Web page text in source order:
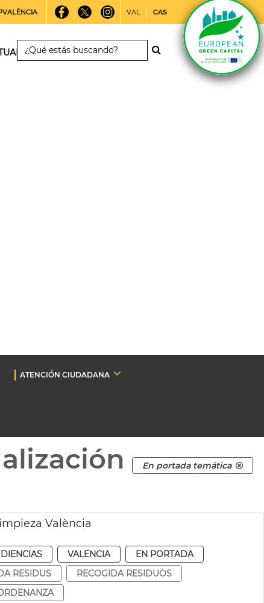
VAL CAS
ATENCIÓN CIUDADANA
En portada temática
València
VALENCIA
EN PORTADA
RESIDUS
RECOGIDA RESIDUOS